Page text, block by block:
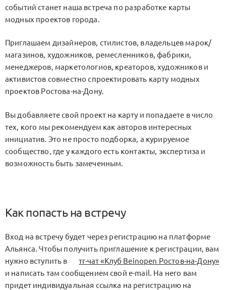
событий станет наша встреча по разработке карты
модных проектов города.
Приглашаем дизайнеров, стилистов, владельцев марок/
магазинов, художников, ремесленников, фабрики,
менеджеров, маркетологиов, креаторов, художников и
активистов совместно спроектировать карту модных
проектов Ростова-на-Дону.
Вы добавляете свой проект на карту и попадаете в число
тех, кого мы рекомендуем как авторов интересных
инициатив. Это не просто подборка, а курируемое
сообщество, где у каждого есть контакты, экспертиза и
возможность быть замеченным.
Как попасть на встречу
Вход на встречу будет через регистрацию на платформе
Альянса. Чтобы получить приглашение к регистрации, вам
нужно вступить в
тг-чат «Клуб Beinopen Ростов-на-Дону»
и написать там сообщением свой e-mail. На него вам
придет индивидуальная ссылка на регистрацию на